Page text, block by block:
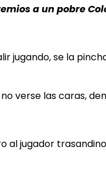
a un pobre
jugando, se la
verse las caras,
al jugador